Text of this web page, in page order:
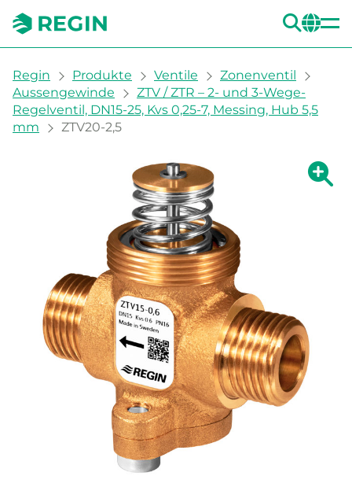
You are here:
Regin Produkte Ventile
Zonenventil
Aussengewinde
ZTV / ZTR – 2- und 3-Wege-
Regelventil, DN15-25, Kvs 0,25-7, Messing, Hub 5,5
mm
ZTV20-2,5
Zeige